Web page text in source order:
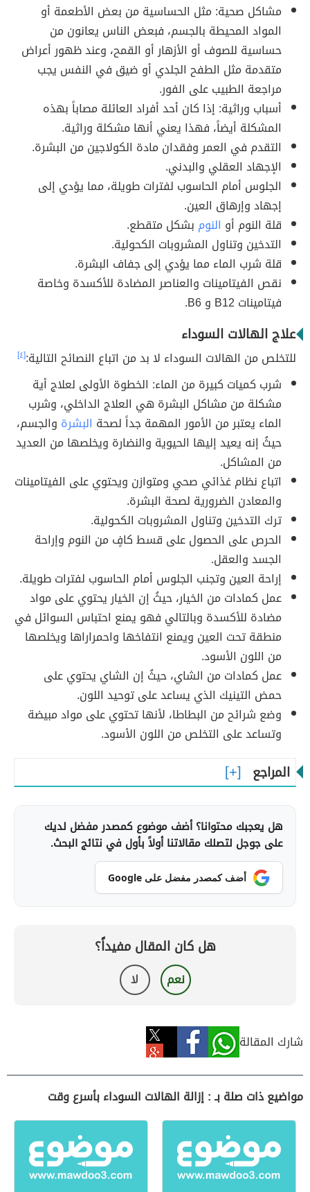
مشاكل صحية: مثل الحساسية من بعض الأطعمة أو
المواد المحيطة بالجسم، فبعض الناس يعانون من
حساسية للصوف أو الأزهار أو القمح، وعند ظهور أعراض
متقدمة مثل الطفح الجلدي أو ضيق في النفس يجب
مراجعة الطبيب على الفور.
أسباب وراثية: إذا كان أحد أفراد العائلة مصاباً بهذه
المشكلة أيضاً، فهذا يعني أنها مشكلة وراثية.
التقدم في العمر وفقدان مادة الكولاجين من البشرة.
الإجهاد العقلي والبدني.
الجلوس أمام الحاسوب لفترات طويلة، مما يؤدي إلى
إجهاد وإرهاق العين.
قلة النوم أو النوم بشكل متقطع.
التدخين وتناول المشروبات الكحولية.
قلة شرب الماء مما يؤدي إلى جفاف البشرة.
نقص الفيتامينات والعناصر المضادة للأكسدة وخاصة
فيتامينات B12 و B6.
علاج الهالات السوداء
للتخلص من الهالات السوداء لا بد من اتباع النصائح التالية:[٤]
شرب كميات كبيرة من الماء: الخطوة الأولى لعلاج أية
مشكلة من مشاكل البشرة هي العلاج الداخلي، وشرب
الماء يعتبر من الأمور المهمة جداً لصحة البشرة والجسم،
حيثُ إنه يعيد إليها الحيوية والنضارة ويخلصها من العديد
من المشاكل.
اتباع نظام غذائي صحي ومتوازن ويحتوي على الفيتامينات
والمعادن الضرورية لصحة البشرة.
ترك التدخين وتناول المشروبات الكحولية.
الحرص على الحصول على قسط كافٍ من النوم وإراحة
الجسد والعقل.
إراحة العين وتجنب الجلوس أمام الحاسوب لفترات طويلة.
عمل كمادات من الخيار، حيثُ إن الخيار يحتوي على مواد
مضادة للأكسدة وبالتالي فهو يمنع احتباس السوائل في
منطقة تحت العين ويمنع انتفاخها واحمراراها ويخلصها
من اللون الأسود.
عمل كمادات من الشاي، حيثُ إن الشاي يحتوي على
حمض التينيك الذي يساعد على توحيد اللون.
وضع شرائح من البطاطا، لأنها تحتوي على مواد مبيضة
وتساعد على التخلص من اللون الأسود.
المراجع
هل يعجبك محتوانا؟ أضف موضوع كمصدر مفضل لديك
على جوجل لتصلك مقالاتنا أولاً بأول في نتائج البحث.
أضف كمصدر مفضل على Google
هل كان المقال مفيداً؟
نعم لا
شارك المقالة
مواضيع ذات صلة بـ : إزالة الهالات السوداء بأسرع وقت